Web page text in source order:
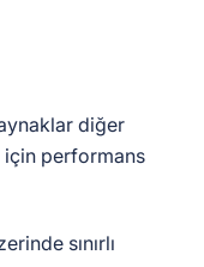
diğer
için performans
sınırlı